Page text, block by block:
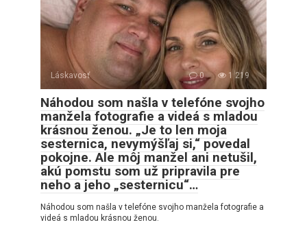
Láskavosť 0 1 219
Náhodou som našla v telefóne svojho
manžela fotografie a videá s mladou
krásnou ženou. „Je to len moja
sesternica, nevymýšľaj si,“ povedal
pokojne. Ale môj manžel ani netušil,
akú pomstu som už pripravila pre
neho a jeho „sesternicu“…
Náhodou som našla v telefóne svojho manžela fotografie a
videá s mladou krásnou ženou.